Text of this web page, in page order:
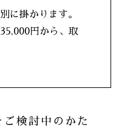
に掛かります。
円から、取
検討中のかた